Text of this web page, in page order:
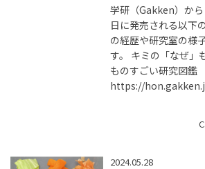
学研（Gakken）か
日に発売される以下
の経歴や研究室の様
す。 キミの「なぜ
ものすごい研究図鑑
https://
2024.05.28